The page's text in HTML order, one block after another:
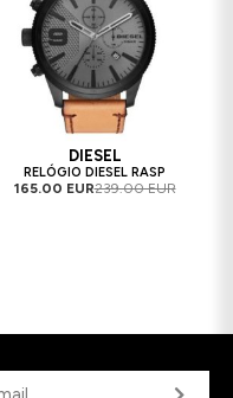
DIESEL
RELÓGIO DIESEL RASP
165.00 EUR239.00 EUR